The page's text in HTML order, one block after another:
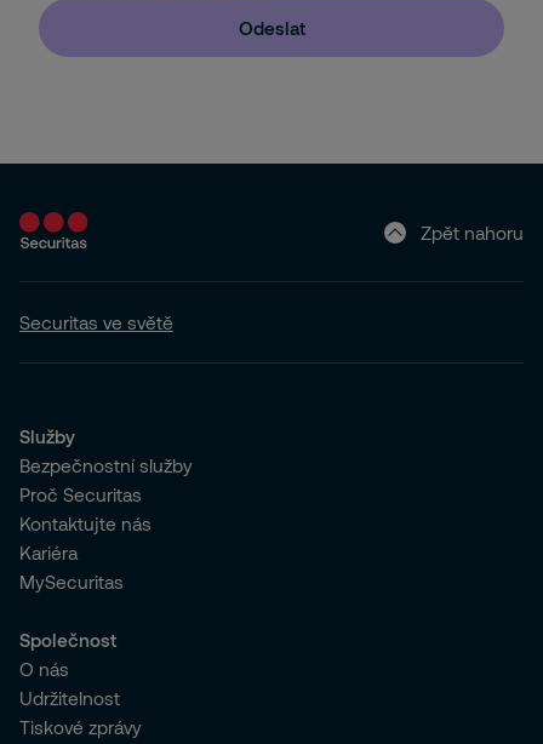
Odeslat
Zpět nahoru
Securitas ve světě
Služby
Bezpečnostní služby
Proč Securitas
Kontaktujte nás
Kariéra
MySecuritas
Společnost
O nás
Udržitelnost
Tiskové zprávy